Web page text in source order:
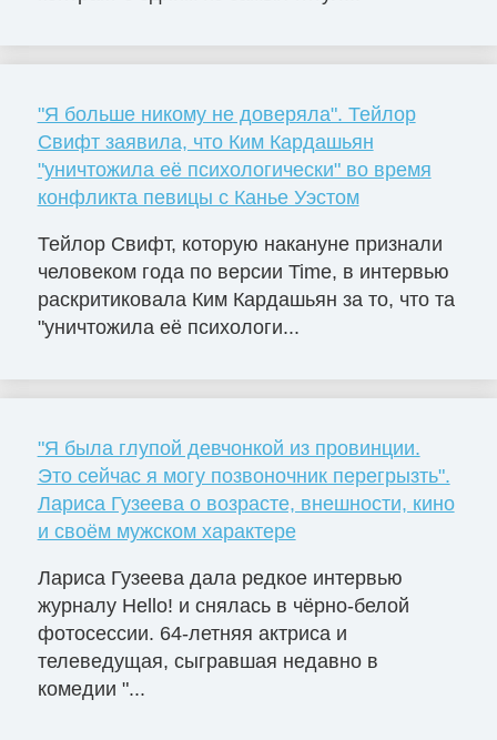
"Я больше никому не доверяла". Тейлор
Свифт заявила, что Ким Кардашьян
"уничтожила её психологически" во время
конфликта певицы с Канье Уэстом
Тейлор Свифт, которую накануне признали
человеком года по версии Time, в интервью
раскритиковала Ким Кардашьян за то, что та
"уничтожила её психологи...
"Я была глупой девчонкой из провинции.
Это сейчас я могу позвоночник перегрызть".
Лариса Гузеева о возрасте, внешности, кино
и своём мужском характере
Лариса Гузеева дала редкое интервью
журналу Hello! и снялась в чёрно-белой
фотосессии. 64-летняя актриса и
телеведущая, сыгравшая недавно в
комедии "...